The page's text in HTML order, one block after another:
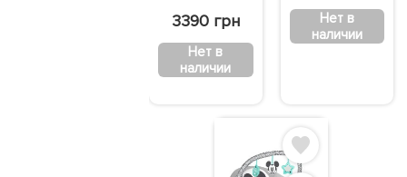
3390 грн
Нет в
наличии
Нет в
наличии